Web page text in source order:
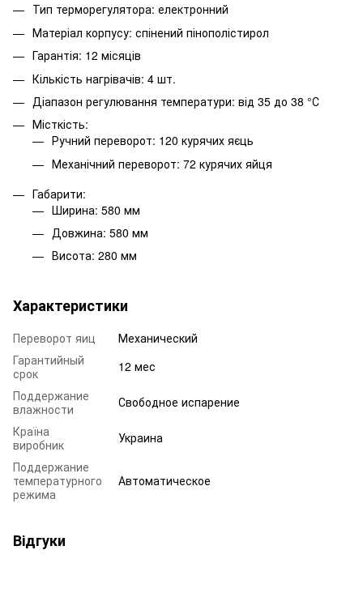
Тип терморегулятора: електронний
Матеріал корпусу: спінений пінополістирол
Гарантія: 12 місяців
Кількість нагрівачів: 4 шт.
Діапазон регулювання температури: від 35 до 38 °С
Місткість:
Ручний переворот: 120 курячих яєць
Механічний переворот: 72 курячих яйця
Габарити:
Ширина: 580 мм
Довжина: 580 мм
Висота: 280 мм
Характеристики
Переворот яиц
Механический
Гарантийный
срок
12 мес
Поддержание
влажности
Свободное испарение
Країна
виробник
Украина
Поддержание
температурного
режима
Автоматическое
Відгуки